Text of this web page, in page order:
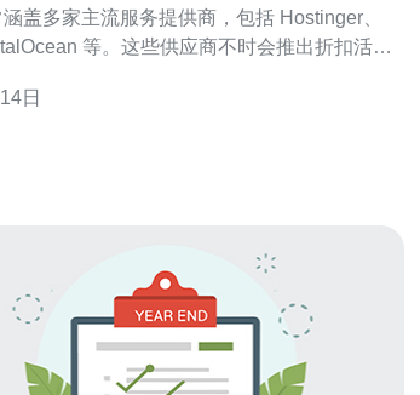
盖多家主流服务提供商，包括 Hostinger、
等。这些供应商不时会推出折扣活
访问各大服务商的官方网站，了解最新的促
日